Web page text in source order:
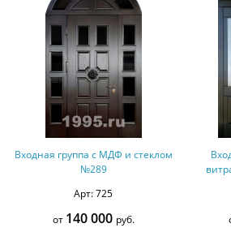
Входная группа с МДФ и стеклом
№289
Арт: 725
от 140 000 руб.